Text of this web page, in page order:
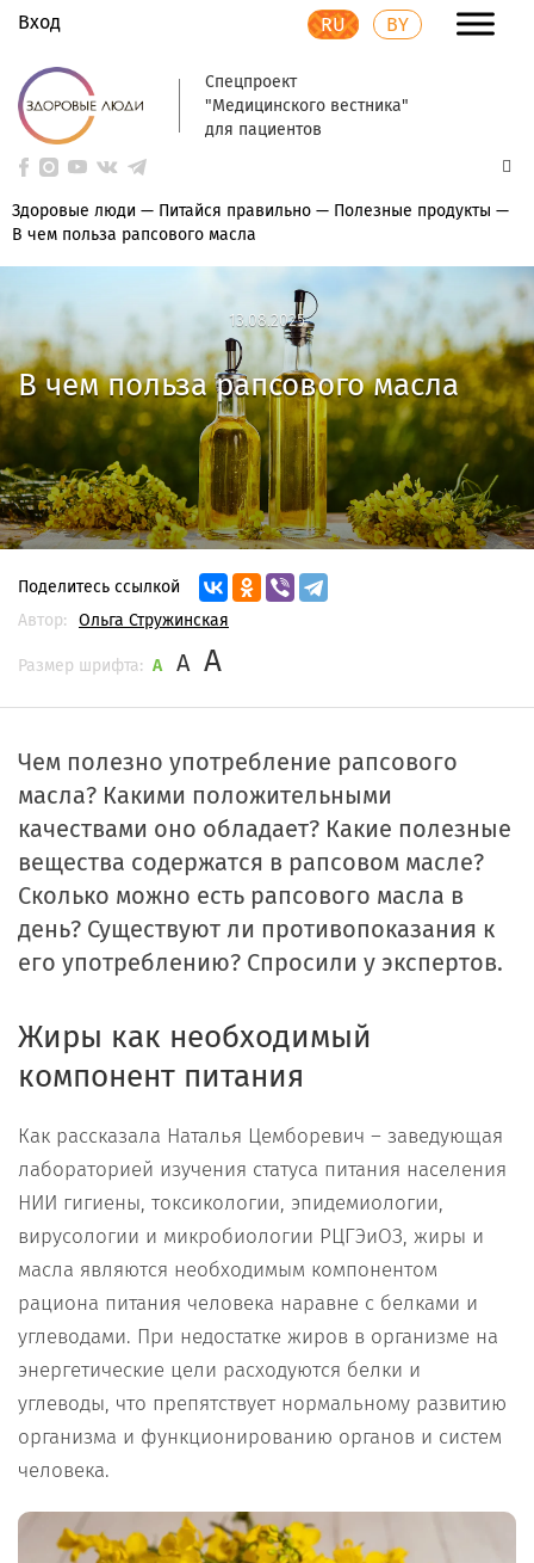
Вход RU BY
Спецпроект
"Медицинского вестника"
для пациентов
Здоровые люди — Питайся правильно — Полезные продукты —
В чем польза рапсового масла
13.08.2025
13.08.2025
В чем польза рапсового масла
Поделитесь ссылкой
Автор:
Ольга Стружинская
Размер шрифта: A A A
Чем полезно употребление рапсового
масла? Какими положительными
качествами оно обладает? Какие полезные
вещества содержатся в рапсовом масле?
Сколько можно есть рапсового масла в
день? Существуют ли противопоказания к
его употреблению? Спросили у экспертов.
Жиры как необходимый
компонент питания
Как рассказала Наталья Цемборевич – заведующая
лабораторией изучения статуса питания населения
НИИ гигиены, токсикологии, эпидемиологии,
вирусологии и микробиологии РЦГЭиОЗ, жиры и
масла являются необходимым компонентом
рациона питания человека наравне с белками и
углеводами. При недостатке жиров в организме на
энергетические цели расходуются белки и
углеводы, что препятствует нормальному развитию
организма и функционированию органов и систем
человека.